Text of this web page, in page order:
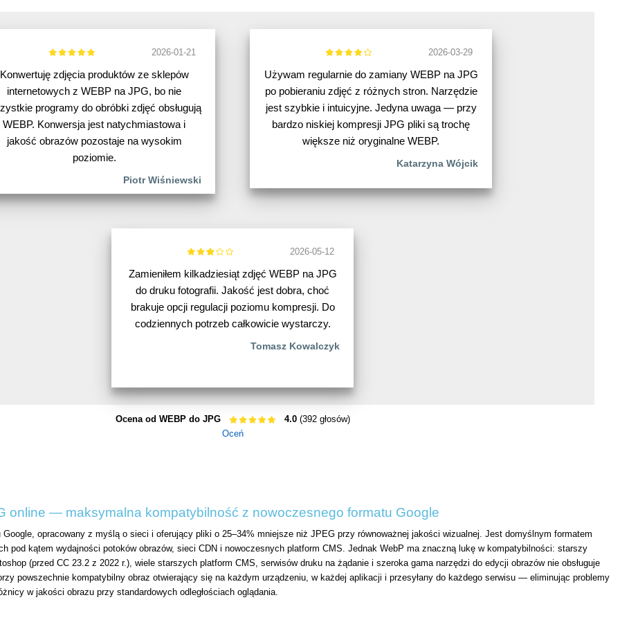
2026-01-21
Konwertuję zdjęcia produktów ze sklepów
internetowych z WEBP na JPG, bo nie
programy do obróbki zdjęć obsługują
WEBP. Konwersja jest natychmiastowa i
jakość obrazów pozostaje na wysokim
poziomie.
Piotr Wiśniewski
2026-03-29
Używam regularnie do zamiany WEBP na JPG
po pobieraniu zdjęć z różnych stron. Narzędzie
jest szybkie i intuicyjne. Jedyna uwaga — przy
bardzo niskiej kompresji JPG pliki są trochę
większe niż oryginalne WEBP.
Katarzyna Wójcik
2026-05-12
Zamieniłem kilkadziesiąt zdjęć WEBP na JPG
do druku fotografii. Jakość jest dobra, choć
brakuje opcji regulacji poziomu kompresji. Do
codziennych potrzeb całkowicie wystarczy.
Tomasz Kowalczyk
Ocena od WEBP do JPG 4.0(392 głosów)
Oceń
online — maksymalna kompatybilność z nowoczesnego formatu Google
opracowany z myślą o sieci i oferujący pliki o 25–34% mniejsze niż JPEG przy równoważnej jakości wizualnej. Jest domyślnym formatem
pod kątem wydajności potoków obrazów, sieci CDN i nowoczesnych platform CMS. Jednak WebP ma znaczną lukę w kompatybilności: starszy
(przed CC 23.2 z 2022 r.), wiele starszych platform CMS, serwisów druku na żądanie i szeroka gama narzędzi do edycji obrazów nie obsługuje
powszechnie kompatybilny obraz otwierający się na każdym urządzeniu, w każdej aplikacji i przesyłany do każdego serwisu — eliminując problemy
w jakości obrazu przy standardowych odległościach oglądania.